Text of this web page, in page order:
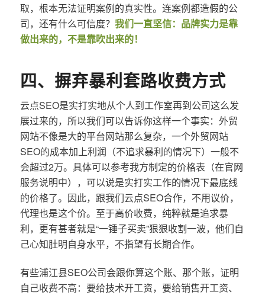
取，根本无法证明案例的真实性。连案例都造假的公
司，还有什么可信度？ 我们一直坚信：品牌实力是靠
做出来的，不是靠吹出来的！
四、摒弃暴利套路收费方式
云点SEO是实打实地从个人到工作室再到公司这么发
展过来的，所以我们可以告诉你这样一个事实：外贸
网站不像是大的平台网站那么复杂，一个外贸网站
SEO的成本加上利润（不追求暴利的情况下）一般不
会超过2万。具体可以参考我方制定的价格表（在官网
服务说明中），可以说是实打实工作的情况下最底线
的价格了。因此，跟我们云点SEO合作，不用议价，
代理也是这个价。至于高价收费，纯粹就是追求暴
利，更有甚者就是“一锤子买卖”狠狠收割一波，他们自
己心知肚明自身水平，不指望有长期合作。
有些浦江县SEO公司会跟你算这个账、那个账，证明
自己收费不高：要给技术开工资，要给销售开工资、